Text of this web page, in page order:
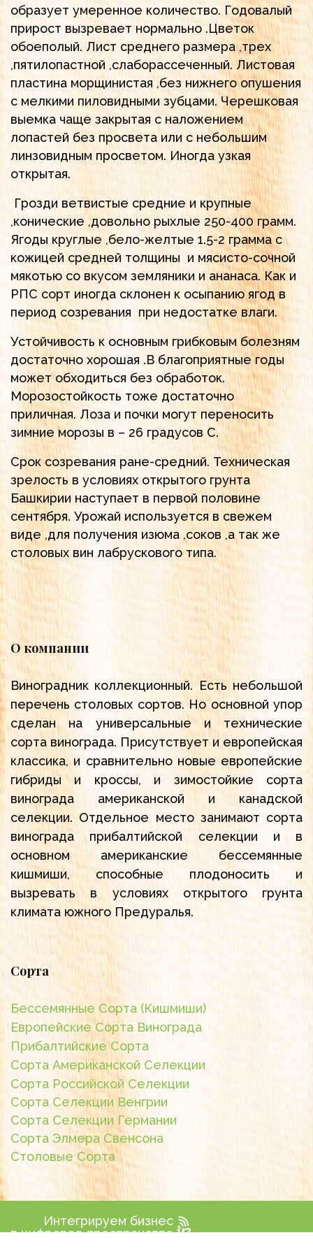
образует умеренное количество. Годовалый
прирост вызревает нормально .Цветок
обоеполый. Лист среднего размера ,трех
,пятилопастной ,слаборассеченный. Листовая
пластина морщинистая ,без нижнего опушения
с мелкими пиловидными зубцами. Черешковая
выемка чаще закрытая с наложением
лопастей без просвета или с небольшим
линзовидным просветом. Иногда узкая
открытая.
Грозди ветвистые средние и крупные
,конические ,довольно рыхлые 250-400 грамм.
Ягоды круглые ,бело-желтые 1.5-2 грамма с
кожицей средней толщины и мясисто-сочной
мякотью со вкусом земляники и ананаса. Как и
РПС сорт иногда склонен к осыпанию ягод в
период созревания при недостатке влаги.
Устойчивость к основным грибковым болезням
достаточно хорошая .В благоприятные годы
может обходиться без обработок.
Морозостойкость тоже достаточно
приличная. Лоза и почки могут переносить
зимние морозы в – 26 градусов С.
Срок созревания ране-средний. Техническая
зрелость в условиях открытого грунта
Башкирии наступает в первой половине
сентября. Урожай используется в свежем
виде ,для получения изюма ,соков ,а так же
столовых вин лабрускового типа.
О компании
Виноградник коллекционный. Есть небольшой
перечень столовых сортов. Но основной упор
сделан на универсальные и технические
сорта винограда. Присутствует и европейская
классика, и сравнительно новые европейские
гибриды и кроссы, и зимостойкие сорта
винограда американской и канадской
селекции. Отдельное место занимают сорта
винограда прибалтийской селекции и в
основном американские бессемянные
кишмиши, способные плодоносить и
вызревать в условиях открытого грунта
климата южного Предуралья.
Сорта
Бессемянные Сорта (Кишмиши)
Европейские Сорта Винограда
Прибалтийские Сорта
Сорта Американской Селекции
Сорта Российской Селекции
Сорта Селекции Венгрии
Сорта Селекции Германии
Сорта Элмера Свенсона
Столовые Сорта
Интегрируем бизнес
в цифровое пространство